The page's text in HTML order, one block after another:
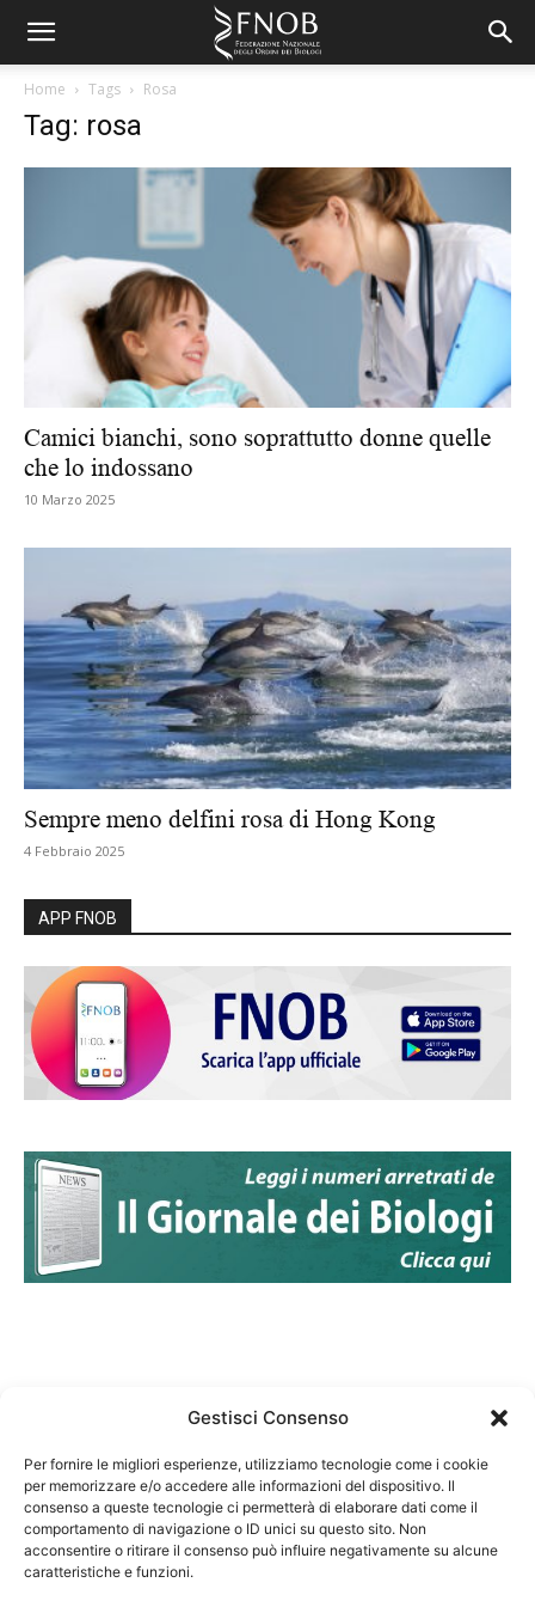
Gestisci Consenso
Per fornire le migliori esperienze, utilizziamo tecnologie come i cookie
per memorizzare e/o accedere alle informazioni del dispositivo. Il
consenso a queste tecnologie ci permetterà di elaborare dati come il
comportamento di navigazione o ID unici su questo sito. Non
acconsentire o ritirare il consenso può influire negativamente su alcune
caratteristiche e funzioni.
Home Tags Rosa
Tag: rosa
Camici bianchi, sono soprattutto donne quelle
che lo indossano
10 Marzo 2025
Sempre meno delfini rosa di Hong Kong
4 Febbraio 2025
APP FNOB
Federazione Nazionale Degli Ordini dei Biologi:
codice fiscale 80069130583
Responsabile sito internet www.fnob.it: Vincenzo